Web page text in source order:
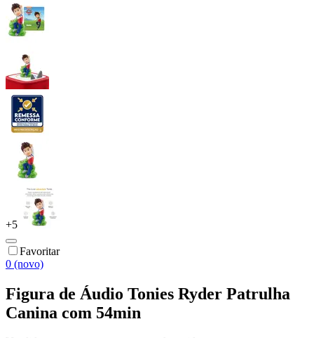
+5
Favoritar
0 (novo)
Figura de Áudio Tonies Ryder Patrulha
Canina com 54min